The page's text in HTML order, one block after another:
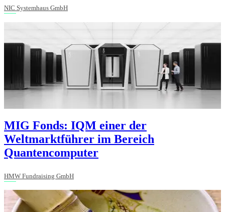
NIC Systemhaus GmbH
MIG Fonds: IQM einer der
Weltmarktführer im Bereich
Quantencomputer
HMW Fundraising GmbH